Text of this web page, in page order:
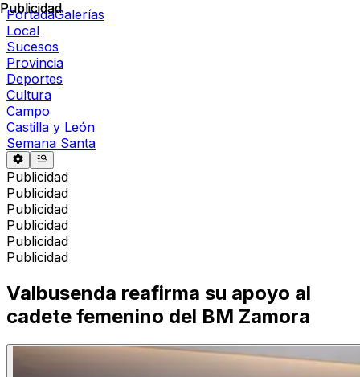
PortadaGalerías
Local
Sucesos
Provincia
Deportes
Cultura
Campo
Castilla y León
Semana Santa
Publicidad
Publicidad
Publicidad
Publicidad
Publicidad
Publicidad
Publicidad
Valbusenda reafirma su apoyo al
cadete femenino del BM Zamora
Publicidad